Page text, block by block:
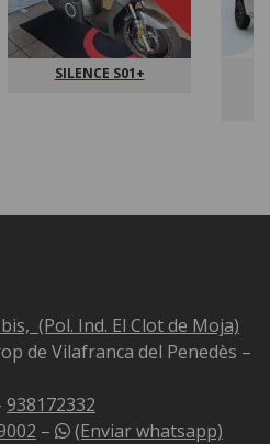
SILENCE S01+
(Pol. Ind. El Clot de Moja)
de Vilafranca del Penedès –
938172332
– (Enviar whatsapp)